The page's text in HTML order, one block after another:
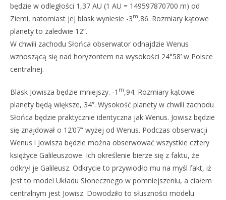
będzie w odległości 1,37 AU (1 AU = 149597870700 m) od
Ziemi, natomiast jej blask wyniesie -3m,86. Rozmiary kątowe
planety to zaledwie 12”.
W chwili zachodu Słońca obserwator odnajdzie Wenus
wznoszącą się nad horyzontem na wysokości 24°58’ w Polsce
centralnej.
Blask Jowisza będzie mniejszy. -1 m,94. Rozmiary kątowe
planety będą większe, 34”. Wysokość planety w chwili zachodu
Słońca będzie praktycznie identyczna jak Wenus. Jowisz będzie
się znajdował o 12’07” wyżej od Wenus. Podczas obserwacji
Wenus i Jowisza będzie można obserwować wszystkie cztery
księżyce Galileuszowe. Ich określenie bierze się z faktu, że
odkrył je Galileusz. Odkrycie to przywiodło mu na myśl fakt, iż
jest to model Układu Słonecznego w pomniejszeniu, a ciałem
centralnym jest Jowisz. Dowodziło to słuszności modelu